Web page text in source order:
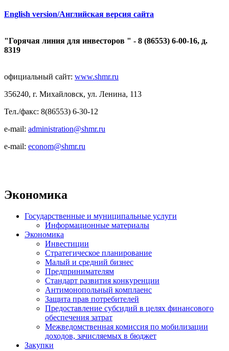
English version/Английская версия сайта
"Горячая линия для инвесторов " - 8 (86553) 6-00-16, д.
8319
официальный сайт: www.shmr.ru
356240, г. Михайловск, ул. Ленина, 113
Тел./факс: 8(86553) 6-30-12
e-mail: administration@shmr.ru
e-mail: econom@shmr.ru
Экономика
Государственные и муниципальные услуги
Информационные материалы
Экономика
Инвестиции
Стратегическое планирование
Малый и средний бизнес
Предпринимателям
Стандарт развития конкуренции
Антимонопольный комплаенс
Защита прав потребителей
Предоставление субсидий в целях финансового
обеспечения затрат
Межведомственная комиссия по мобилизации
доходов, зачисляемых в бюджет
Закупки